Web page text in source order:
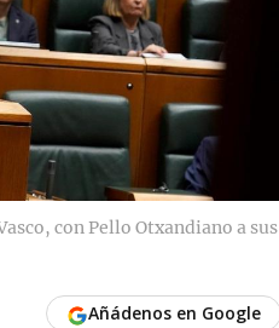
con Pello Otxandiano a sus
Añádenos en Google